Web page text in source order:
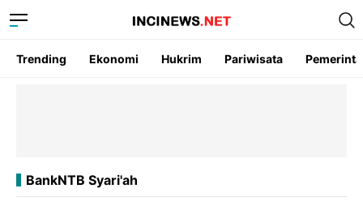
Trending Ekonomi Hukrim Pariwisata
BankNTB Syari'ah